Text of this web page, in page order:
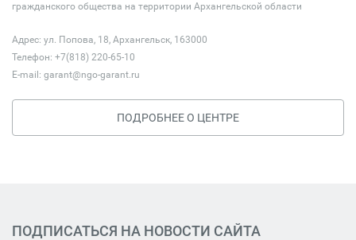
гражданского общества на территории Архангельской области
Адрес: ул. Попова, 18, Архангельск, 163000
Телефон: +7(818) 220-65-10
E-mail: garant@ngo-garant.ru
ПОДРОБНЕЕ О ЦЕНТРЕ
ПОДПИСАТЬСЯ НА НОВОСТИ САЙТА